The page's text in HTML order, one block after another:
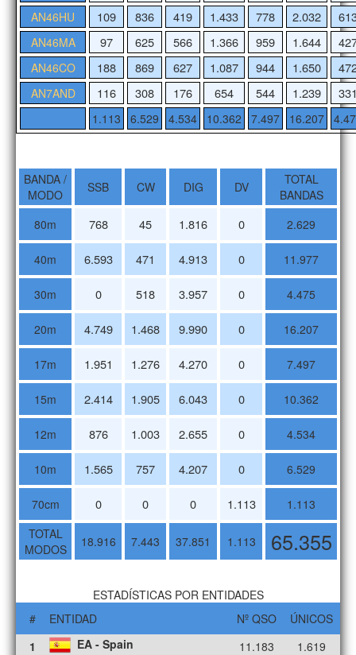
AN46HU 109 836 419 1.433 778 2.032
AN46MA 97 625 566 1.366 959 1.644
AN46CO 188 869 627 1.087 944 1.650
AN7AND 116 308 176 654 544 1.239
1.113 6.529 4.534 10.362 7.497 16.207
BANDA /
MODO
SSB CW DIG DV
TOTAL
BANDAS
80m
768 45 1.816 0 2.629
40m 6.593 471 4.913 0 11.977
30m 0 518 3.957 0 4.475
20m 4.749 1.468 9.990 0 16.207
17m 1.951 1.276 4.270 0 7.497
15m 2.414 1.905 6.043 0 10.362
12m 876 1.003 2.655 0 4.534
10m 1.565 757 4.207 0 6.529
70cm 0 0 0 1.113
1.113
TOTAL
MODOS
18.916 7.443 37.851 1.113 65.355
ESTADÍSTICAS POR ENTIDADES
#
ENTIDAD Nº QSO
ÚNICOS
1
EA - Spain 11.183
1.619